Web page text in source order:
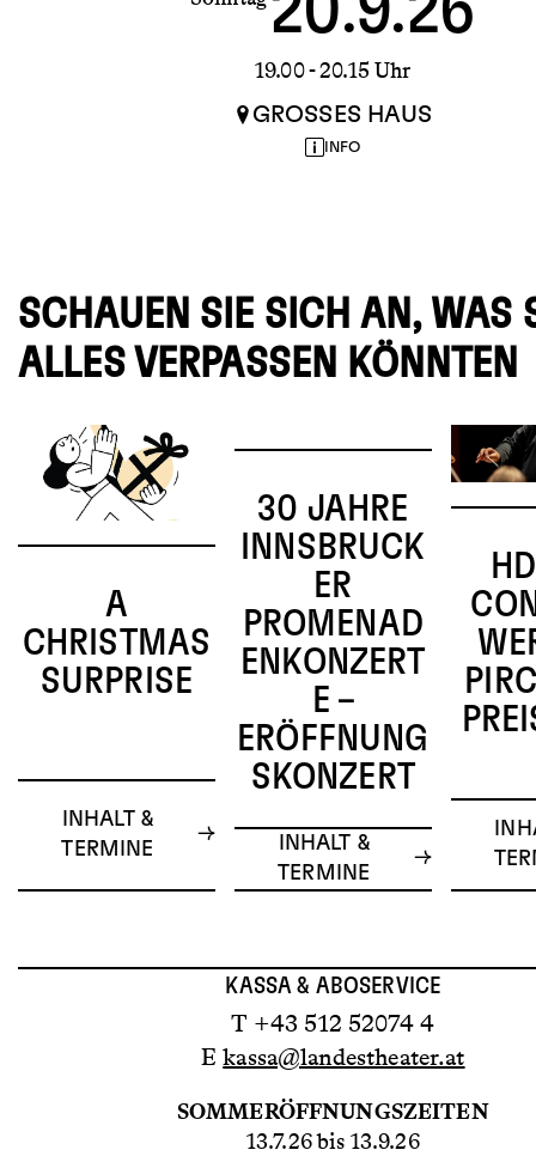
19.00- 20.15 Uhr
GROSSES HAUS
INFO
SCHAUEN SIE SICH AN, WAS
ALLES VERPASSEN KÖNNTEN
A
CHRISTMAS
SURPRISE
INHALT &
TERMINE
30 JAHRE
INNSBRUCK
ER
PROMENAD
ENKONZERT
E –
ERÖFFNUNG
SKONZERT
INHALT &
TERMINE
KASSA & ABOSERVICE
T +43 512 52074 4
Ekassa@landestheater.at
SOMMERÖFFNUNGSZEITEN
13.7.26 bis 13.9.26